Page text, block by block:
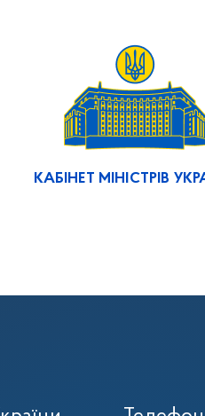
КАБІНЕТ МІНІСТРІВ